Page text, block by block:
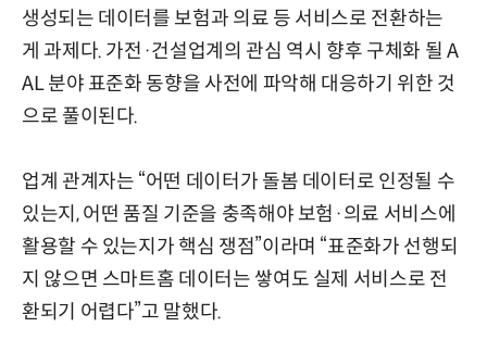
생성되는 데이터를 보험과 의료 등 서비스로 전환하는
게 과제다. 가전·건설업계의 관심 역시 향후 구체화 될 A
AL 분야 표준화 동향을 사전에 파악해 대응하기 위한 것
으로 풀이된다.
업계 관계자는 “어떤 데이터가 돌봄 데이터로 인정될 수
있는지, 어떤 품질 기준을 충족해야 보험·의료 서비스에
활용할 수 있는지가 핵심 쟁점”이라며 “표준화가 선행되
지 않으면 스마트홈 데이터는 쌓여도 실제 서비스로 전
환되기 어렵다”고 말했다.